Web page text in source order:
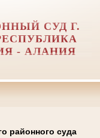
СУД Г.
- АЛАНИЯ
районного суда